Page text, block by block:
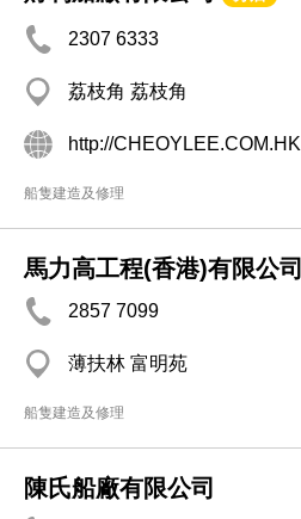
2307 6333
荔枝角 荔枝角
http://CHEOYLEE.COM.HK
船隻建造及修理
馬力高工程(香港)有限公司
2857 7099
薄扶林 富明苑
船隻建造及修理
陳氏船廠有限公司